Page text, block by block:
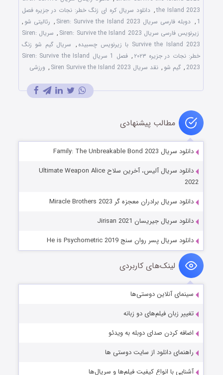
the Island 2023
, دانلود سریال کره ای زنگ خطر: نجات در جزیره فصل
1
, دوبله فارسی سریال Siren: Survive the Island 2023 , رئالیتی شو ,
زیرنویس فارسی سریال Siren: Survive the Island 2023
,
سریال Siren:
Survive the Island 2023 با زیرنویس چسبیده
, سریال گیم شو زنگ
خطر: نجات در جزیره ۲۰۲۳
,
فصل 1 سریال Siren: Survive the Island
2023
, گیم شو , نقد سریال Siren Survive the Island 2023 , ورزشی
مطالب پیشنهادی
دانلود سریال Family: The Unbreakable Bond 2023
دانلود سریال آلیس، آخرین سلاح Ultimate Weapon Alice
2022
دانلود سریال برادران معجزه گر Miracle Brothers 2023
دانلود سریال جیریسان Jirisan 2021
دانلود سریال پسر روان سنج He is Psychometric 2019
لینک‌های کاربردی
سینمای آنلاین دوستی‌ها
تغییر زبان فیلم‌های دو زبانه
اضافه کردن صدای دوبله به ویدئو
راهنمای دانلود از سایت دوستی ها
آشنایی با انواع کیفیت فیلم‌ها و سریال‌ها